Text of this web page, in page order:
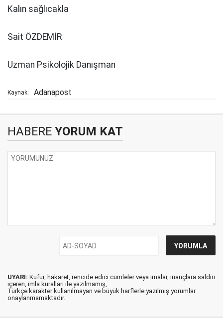
Kalın sağlıcakla
Sait ÖZDEMİR
Uzman Psikolojik Danışman
Kaynak: Adanapost
HABERE YORUM KAT
UYARI: Küfür, hakaret, rencide edici cümleler veya imalar, inançlara saldırı
içeren, imla kuralları ile yazılmamış,
Türkçe karakter kullanılmayan ve büyük harflerle yazılmış yorumlar
onaylanmamaktadır.